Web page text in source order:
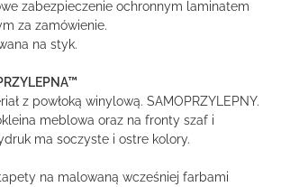
zabezpieczenie ochronnym laminatem
za zamówienie.
na styk.
z powłoką winylową. SAMOPRZYLEPNY.
meblowa oraz na fronty szaf i
ma soczyste i ostre kolory.
na malowaną wcześniej farbami